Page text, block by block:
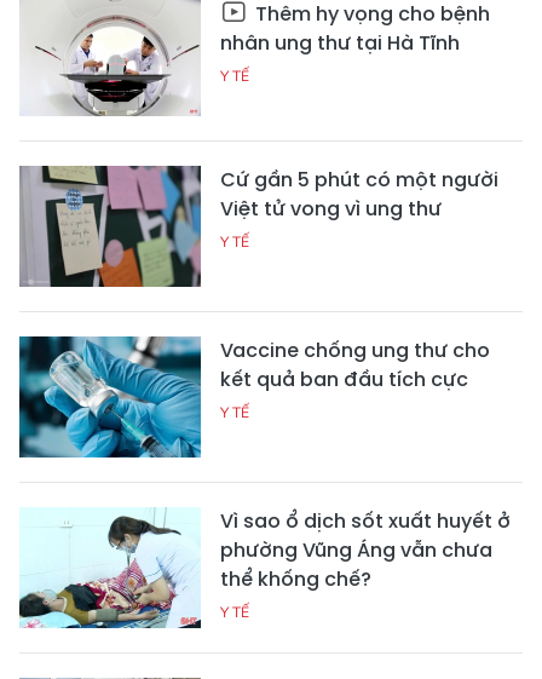
Thêm hy vọng cho bệnh
nhân ung thư tại Hà Tĩnh
Y TẾ
Cứ gần 5 phút có một người
Việt tử vong vì ung thư
Y TẾ
Vaccine chống ung thư cho
kết quả ban đầu tích cực
Y TẾ
Vì sao ổ dịch sốt xuất huyết ở
phường Vũng Áng vẫn chưa
thể khống chế?
Y TẾ